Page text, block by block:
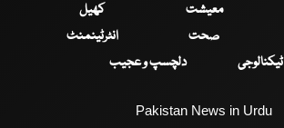
معیشت
کھیل
صحت
انٹرٹینمنٹ
ٹیکنالوجی
دلچسپ و عجیب
Pakistan News in Urdu